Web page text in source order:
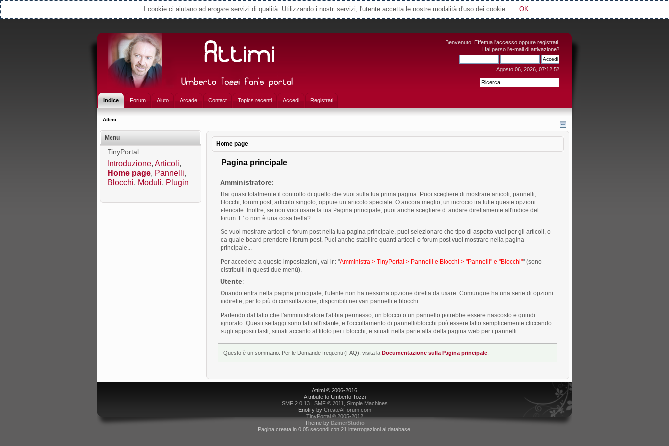
Select Language
Benvenuto! Effettua l'accesso oppure registrati
Hai perso l'e-mail di attivazione?
Agosto 06, 2026, 07:12:52
Indice Forum Aiuto Arcade Contact Topics recenti Accedi Registrati
Attimi
Menu
TinyPortal
Introduzione, Articoli,
Home page, Pannelli,
Blocchi, Moduli, Plugin
Home page
Pagina principale
Amministratore:
Hai quasi totalmente il controllo di quello che vuoi sulla tua prima pagina. Puoi scegliere di mostrare articoli, pannelli,
blocchi, forum post, articolo singolo, oppure un articolo speciale. O ancora meglio, un incrocio tra tutte queste opzioni
elencate. Inoltre, se non vuoi usare la tua Pagina principale, puoi anche scegliere di andare direttamente all'indice del
forum. E' o non è una cosa bella?
Se vuoi mostrare articoli o forum post nella tua pagina principale, puoi selezionare che tipo di aspetto vuoi per gli articoli, o
da quale board prendere i forum post. Puoi anche stabilire quanti articoli o forum post vuoi mostrare nella pagina
principale...
Per accedere a queste impostazioni, vai in: "Amministra > TinyPortal > Pannelli e Blocchi > "Pannelli" e "Blocchi"" (sono
distribuiti in questi due menù).
Utente:
Quando entra nella pagina principale, l'utente non ha nessuna opzione diretta da usare. Comunque ha una serie di opzioni
indirette, per lo più di consultazione, disponibili nei vari pannelli e blocchi...
Partendo dal fatto che l'amministratore l'abbia permesso, un blocco o un pannello potrebbe essere nascosto e quindi
ignorato. Questi settaggi sono fatti all'istante, e l'occultamento di pannelli/blocchi può essere fatto semplicemente cliccando
sugli appositi tasti, situati accanto al titolo per i blocchi, e situati nella parte alta della pagina web per i pannelli.
Questo è un sommario. Per le Domande frequenti (FAQ), visita laDocumentazione sulla Pagina principale
Attimi © 2006-2016
A tribute to Umberto Tozzi
SMF 2.0.13| SMF © 2011
Simple Machines
Enotify by CreateAForum.com
TinyPortal © 2005-2012
Theme by DzinerStudio
Pagina creata in 0.05 secondi con 21 interrogazioni al database.
I cookie ci aiutano ad erogare servizi di qualità. Utilizzando i nostri servizi, l'utente accetta le nostre modalità d'uso dei cookie. OK